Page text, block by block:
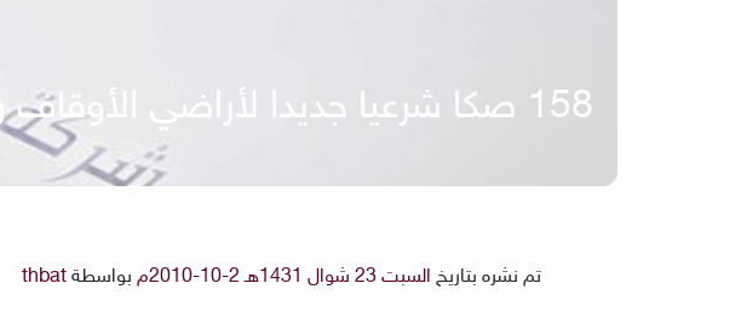
158 صكا شرعيا جديدا لأراضي الأوقاف والمساجد في حائل
تم نشره بتاريخ السبت 23 شوال 1431هـ 2-10-2010م بواسطة thbat